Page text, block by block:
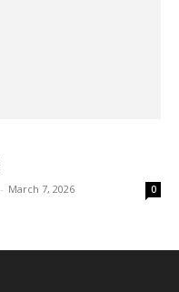
- March 7, 2026 0